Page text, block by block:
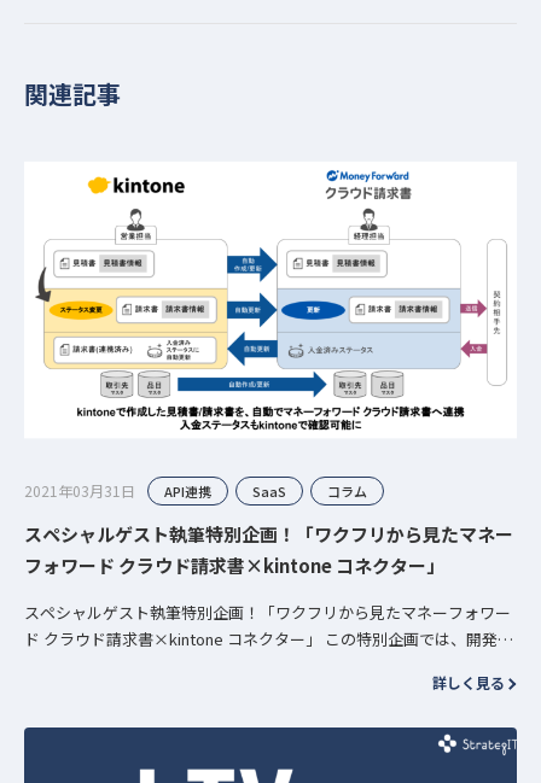
関連記事
2021年03月31日 API連携 SaaS コラム
スペシャルゲスト執筆特別企画！「ワクフリから見たマネー
フォワード クラウド請求書×kintone コネクター」
スペシャルゲスト執筆特別企画！「ワクフリから見たマネーフォワー
ド クラウド請求書×kintone コネクター」 この特別企画では、開発し
詳しく見る